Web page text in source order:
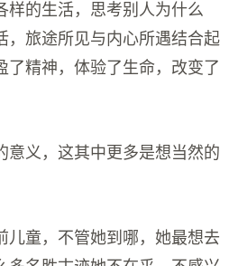
样的生活，思考别人为什么
，旅途所见与内心所遇结合起
了精神，体验了生命，改变了
意义，这其中更多是想当然的
儿童，不管她到哪，她最想去